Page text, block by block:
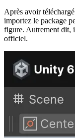
Après avoir
importez le package
figure. Autrement dit,
officiel.